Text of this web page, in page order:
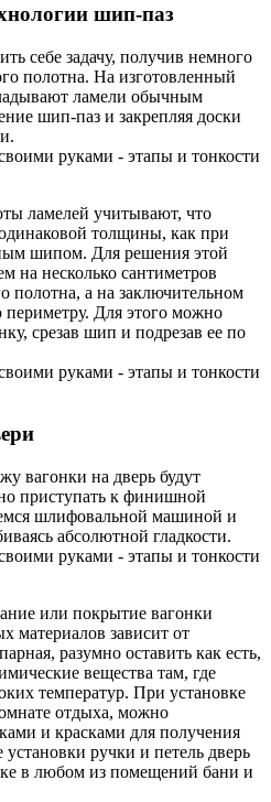
шип-паз
себе задачу, получив немного
полотна. На изготовленный
ламели обычным
шип-паз и закрепляя доски
ламелей учитывают, что
толщины, как при
шипом. Для решения этой
на несколько сантиметров
полотна, а на заключительном
периметру. Для этого можно
срезав шип и подрезав ее по
вагонки на дверь будут
приступать к финишной
шлифовальной машиной и
абсолютной гладкости.
или покрытие вагонки
материалов зависит от
разумно оставить как есть,
вещества там, где
температур. При установке
отдыха, можно
и красками для получения
установки ручки и петель дверь
в любом из помещений бани и